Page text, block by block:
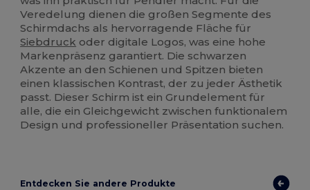
Veredelung dienen die großen Segmente des
Schirmdachs als hervorragende Fläche für
Siebdruck oder digitale Logos, was eine hohe
Markenpräsenz garantiert. Die schwarzen
Akzente an den Schienen und Spitzen bieten
einen klassischen Kontrast, der zu jeder Ästhetik
passt. Dieser Schirm ist ein Grundelement für
alle, die ein Gleichgewicht zwischen funktionalem
Design und professioneller Präsentation suchen.
Entdecken Sie andere Produkte